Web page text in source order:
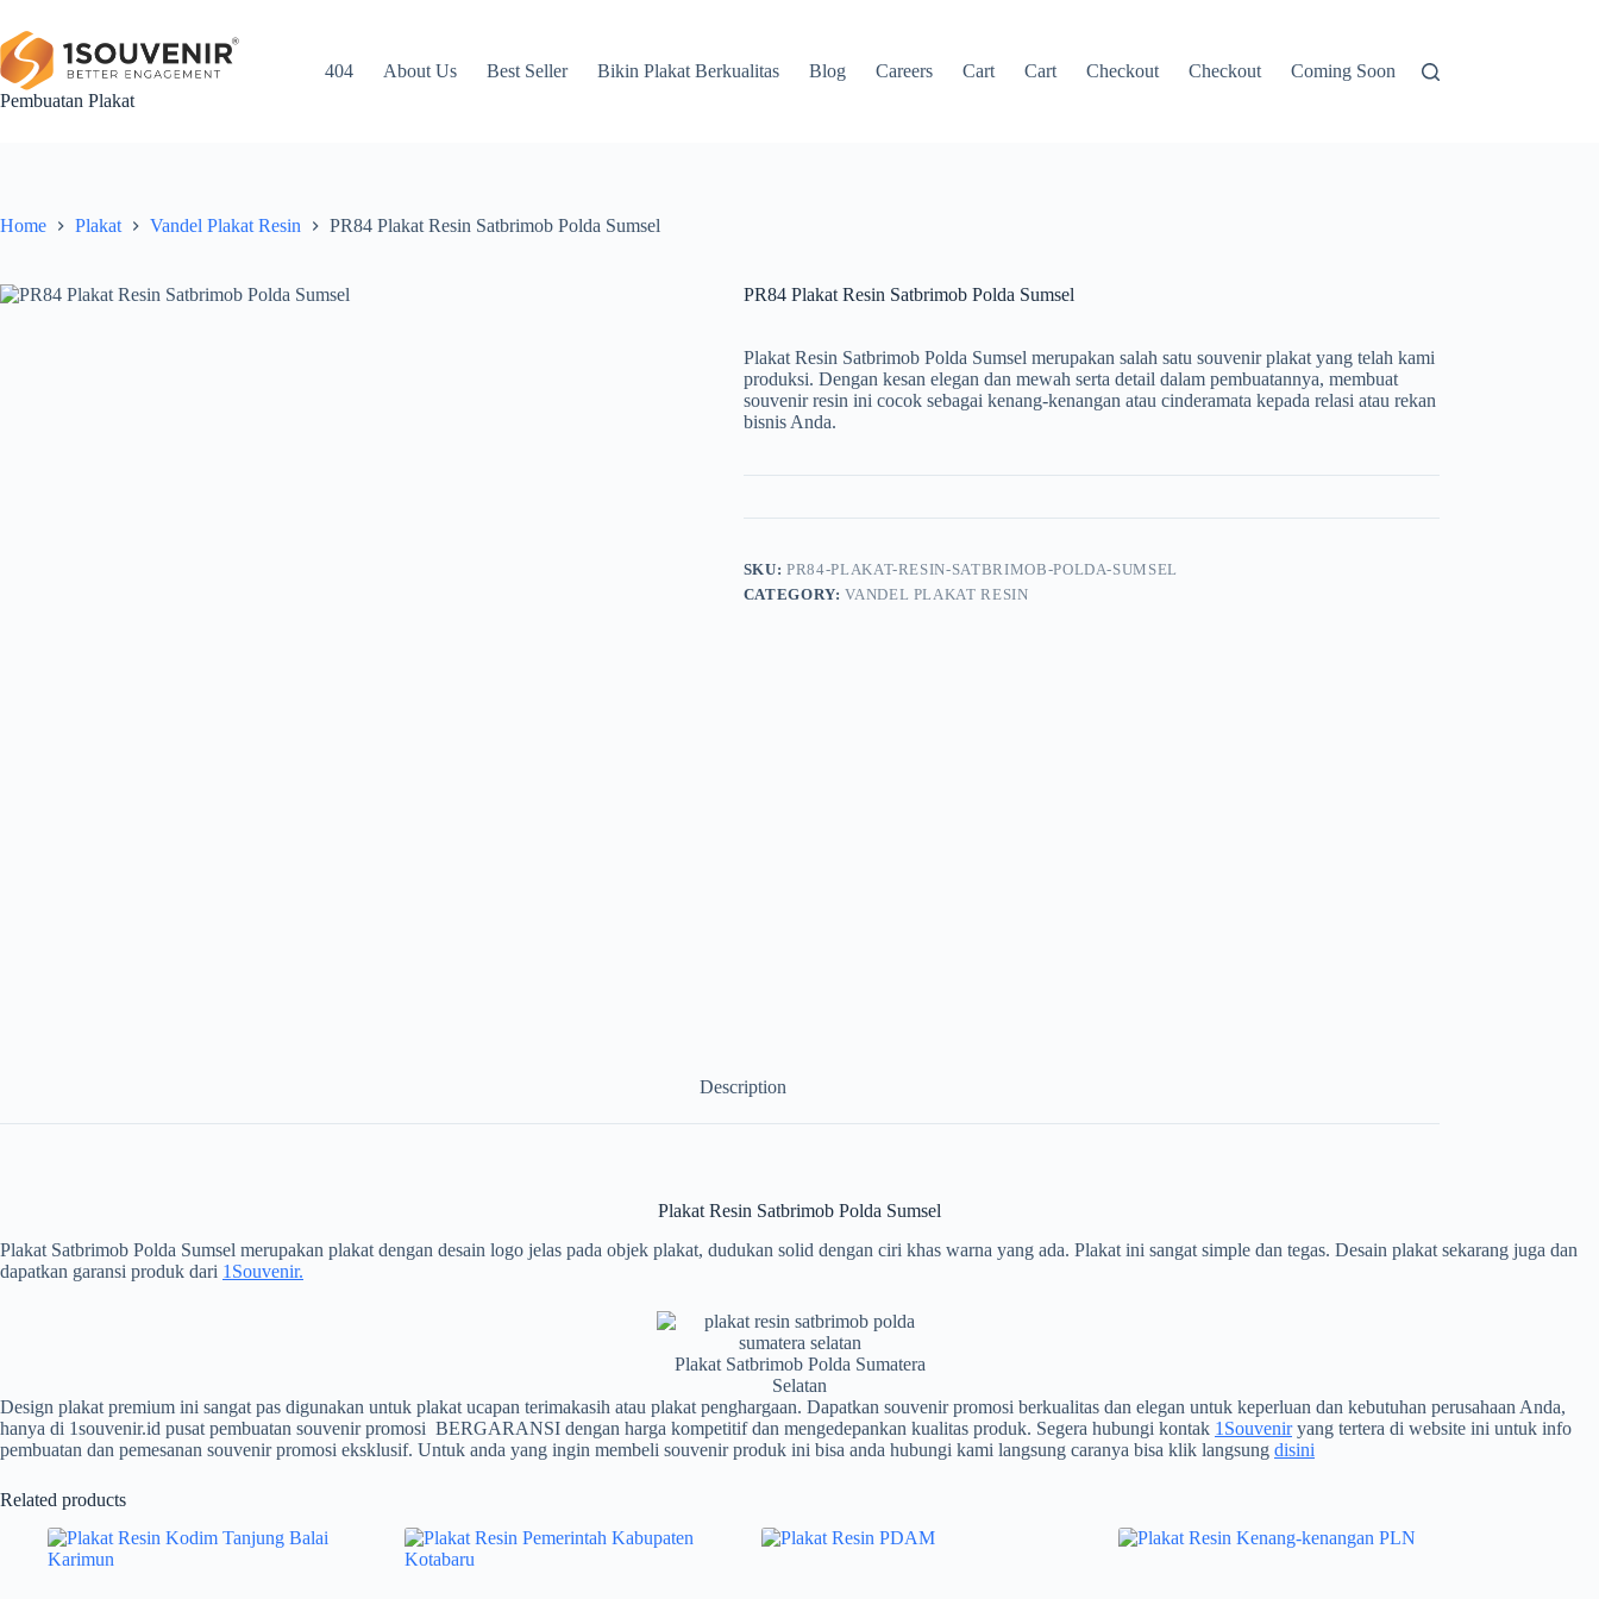
content
Pembuatan Plakat
404 About Us Best Seller Bikin Plakat Berkualitas Blog Careers Cart Cart Checkout Checkout Coming Soon Contacts
Home Plakat Vandel Plakat Resin PR84 Plakat Resin Satbrimob Polda Sumsel
PR84 Plakat Resin Satbrimob Polda Sumsel
Plakat Resin Satbrimob Polda Sumsel merupakan salah satu souvenir plakat yang telah kami
produksi. Dengan kesan elegan dan mewah serta detail dalam pembuatannya, membuat
souvenir resin ini cocok sebagai kenang-kenangan atau cinderamata kepada relasi atau rekan
bisnis Anda.
SKU:PR84-PLAKAT-RESIN-SATBRIMOB-POLDA-SUMSEL
CATEGORY:VANDEL PLAKAT RESIN
Description
Plakat Resin Satbrimob Polda Sumsel
Plakat Satbrimob Polda Sumsel merupakan plakat dengan desain logo jelas pada objek plakat, dudukan solid dengan ciri khas warna yang ada. Plakat ini sangat simple dan tegas. Desain plakat sekarang juga dan
dapatkan garansi produk dari 1Souvenir.
Plakat Satbrimob Polda Sumatera
Selatan
Design plakat premium ini sangat pas digunakan untuk plakat ucapan terimakasih atau plakat penghargaan. Dapatkan souvenir promosi berkualitas dan elegan untuk keperluan dan kebutuhan perusahaan Anda,
hanya di 1souvenir.id pusat pembuatan souvenir promosi BERGARANSI dengan harga kompetitif dan mengedepankan kualitas produk. Segera hubungi kontak 1Souveniryang tertera di website ini untuk info
pembuatan dan pemesanan souvenir promosi eksklusif. Untuk anda yang ingin membeli souvenir produk ini bisa anda hubungi kami langsung caranya bisa klik langsung disini
Related products